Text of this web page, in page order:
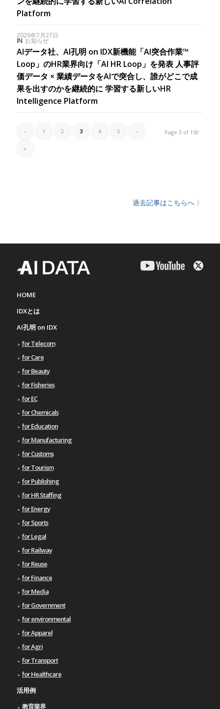
Platform
2026年7月27日
IN お知らせ
AIデータ社、AI孔明 on IDX新機能「AI突合作業™
Loop」のHR業界向け「AI HR Loop」を発表 人事評
価データ × 業績データをAIで突合し、誰がどこで成
果を出すのかを継続的に 学習する新しいHR
Intelligence Platform
Page 3 of 150
‹ 1 2 3 4 5 ›
»
過去記事はこちらへ 〉
HOME
IDXとは
AI孔明 on IDX
for Telecom
for Care
for Beauty
for Fisheries
for EC
for Chemicals
for Education
for Manufacturing
for Customs
for Tourism
for Publishing
for HR Staffing
for Energy
for Sports
for Legal
for Railway
for Reuse
for Finance
for Media
for Government
for environmental
for Apparel
for Agri
for Transport
for Healthcare
活用例
教育業界